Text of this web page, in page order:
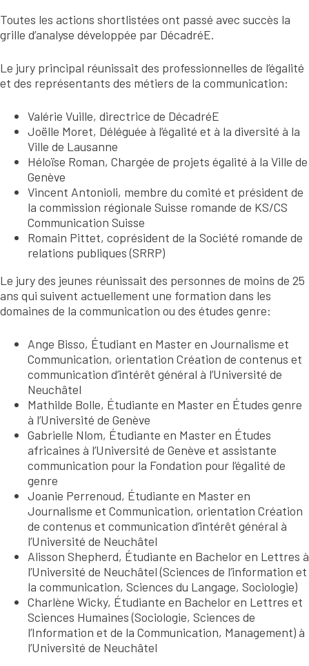
Toutes les actions shortlistées ont passé avec succès la
grille d’analyse développée par DécadréE.
Le jury principal réunissait des professionnelles de l’égalité
et des représentants des métiers de la communication:
Valérie Vuille, directrice de DécadréE
Joëlle Moret, Déléguée à l’égalité et à la diversité à la
Ville de Lausanne
Héloïse Roman, Chargée de projets égalité à la Ville de
Genève
Vincent Antonioli, membre du comité et président de
la commission régionale Suisse romande de KS/CS
Communication Suisse
Romain Pittet, coprésident de la Société romande de
relations publiques (SRRP)
Le jury des jeunes réunissait des personnes de moins de 25
ans qui suivent actuellement une formation dans les
domaines de la communication ou des études genre:
Ange Bisso, Étudiant en Master en Journalisme et
Communication, orientation Création de contenus et
communication d’intérêt général à l’Université de
Neuchâtel
Mathilde Bolle, Étudiante en Master en Études genre
à l’Université de Genève
Gabrielle Nlom, Étudiante en Master en Études
africaines à l’Université de Genève et assistante
communication pour la Fondation pour l’égalité de
genre
Joanie Perrenoud, Étudiante en Master en
Journalisme et Communication, orientation Création
de contenus et communication d’intérêt général à
l’Université de Neuchâtel
Alisson Shepherd, Étudiante en Bachelor en Lettres à
l’Université de Neuchâtel (Sciences de l’information et
la communication, Sciences du Langage, Sociologie)
Charlène Wicky, Étudiante en Bachelor en Lettres et
Sciences Humaines (Sociologie, Sciences de
l’Information et de la Communication, Management) à
l’Université de Neuchâtel